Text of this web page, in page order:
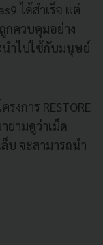
ได้สำเร็จ แต่
กควบคุมอย่าง
นำไปใช้กับมนุษย์
งการ RESTORE
ยามดูว่าเม็ด
บ จะสามารถนำ